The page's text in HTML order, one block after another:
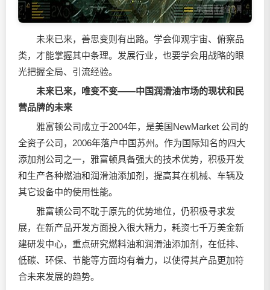
未来已来，善思变则有出路。学会仰观宇宙、俯察品
类，才能掌握其中条理。发展行业，也要学会用战略的眼
光把握全局、引流经验。
未来已来，唯变不变——中国润滑油市场的现状和民
营品牌的未来
雅富顿公司成立于2004年，是美国NewMarket 公司的
全资子公司，2006年落户中国苏州。作为国际知名的四大
添加剂公司之一，雅富顿具备强大的技术优势，积极开发
和生产各种燃油和润滑油添加剂，提高其在机械、车辆及
其它设备中的使用性能。
雅富顿公司不耽于原先的优势地位，仍积极寻求发
展，在新产品开发方面投入很大精力，耗资七千万美金新
建研发中心，重点研究燃料油和润滑油添加剂，在低排、
低碳、环保、节能等方面均有着力，以使得其产品更加符
合未来发展的趋势。